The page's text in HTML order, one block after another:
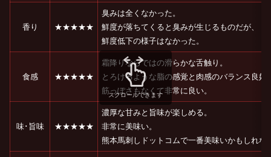
香り ★★★★★
臭みは全くなかった。
鮮度が落ちてくると臭みが生じるものだが、
鮮度低下の様子はなかった。
食感 ★★★★★
霜降りならではの滑らかな舌触り。
とろけるような脂の感覚と肉感のバランス良好
筋っぽさもなくて非常に良い。
味･旨味 ★★★★★
濃厚な甘みと旨味が楽しめる。
非常に美味い。
熊本馬刺しドットコムで一番美味いかもしれな
スクロールできます